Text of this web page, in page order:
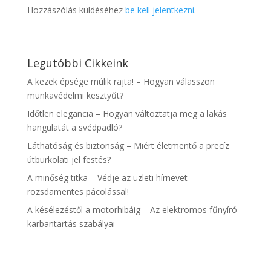
Hozzászólás küldéséhez be kell jelentkezni.
Legutóbbi Cikkeink
A kezek épsége múlik rajta! – Hogyan válasszon
munkavédelmi kesztyűt?
Időtlen elegancia – Hogyan változtatja meg a lakás
hangulatát a svédpadló?
Láthatóság és biztonság – Miért életmentő a precíz
útburkolati jel festés?
A minőség titka – Védje az üzleti hírnevet
rozsdamentes pácolással!
A késélezéstől a motorhibáig – Az elektromos fűnyíró
karbantartás szabályai